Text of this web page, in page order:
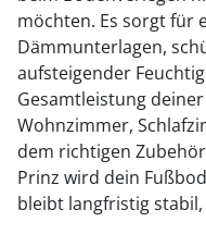
möchten. Es sorgt für
Dämmunterlagen,
aufsteigender
Gesamtleistung
Wohnzimmer,
dem richtigen
Prinz wird dein
bleibt langfristig